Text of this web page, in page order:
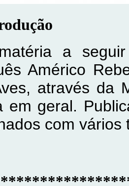
a
Américo
através da
em geral.
com